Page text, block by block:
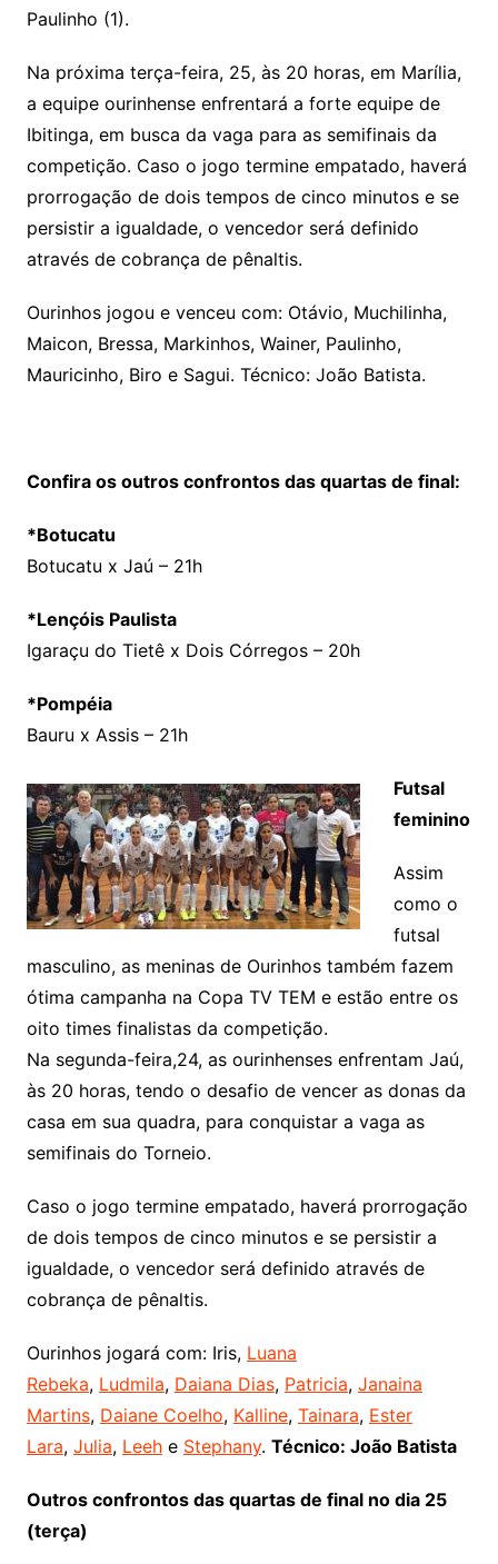
Paulinho (1).
Na próxima terça-feira, 25, às 20 horas, em Marília,
a equipe ourinhense enfrentará a forte equipe de
Ibitinga, em busca da vaga para as semifinais da
competição. Caso o jogo termine empatado, haverá
prorrogação de dois tempos de cinco minutos e se
persistir a igualdade, o vencedor será definido
através de cobrança de pênaltis.
Ourinhos jogou e venceu com: Otávio, Muchilinha,
Maicon, Bressa, Markinhos, Wainer, Paulinho,
Mauricinho, Biro e Sagui. Técnico: João Batista.
Confira os outros confrontos das quartas de final:
*Botucatu
Botucatu x Jaú – 21h
*Lençóis Paulista
Igaraçu do Tietê x Dois Córregos – 20h
*Pompéia
Bauru x Assis – 21h
Futsal
feminino
Assim
como o
futsal
masculino, as meninas de Ourinhos também fazem
ótima campanha na Copa TV TEM e estão entre os
oito times finalistas da competição.
Na segunda-feira,24, as ourinhenses enfrentam Jaú,
às 20 horas, tendo o desafio de vencer as donas da
casa em sua quadra, para conquistar a vaga as
semifinais do Torneio.
Caso o jogo termine empatado, haverá prorrogação
de dois tempos de cinco minutos e se persistir a
igualdade, o vencedor será definido através de
cobrança de pênaltis.
Ourinhos jogará com: Iris, Luana
Rebeka, Ludmila, Daiana Dias, Patricia, Janaina
Martins, Daiane Coelho, Kalline, Tainara, Ester
Lara, Julia, Leehe Stephany. Técnico: João Batista
Outros confrontos das quartas de final no dia 25
(terça)